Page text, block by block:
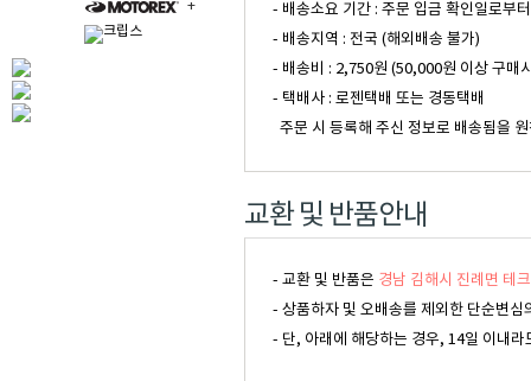
- 배송소요 기간 : 주문 입금 확인일로부
- 배송지역 : 전국 (해외배송 불가)
- 배송비 : 2,750원 (50,000원 이상 구매
- 택배사 : 로젠택배 또는 경동택배
주문 시 등록해 주신 정보로 배송됨을
교환 및 반품안내
- 교환 및 반품은 경남 김해시 진례면 테
- 상품하자 및 오배송를 제외한 단순변
- 단, 아래에 해당하는 경우, 14일 이내